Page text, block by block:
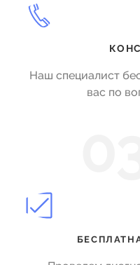
Наш специалист
вас по